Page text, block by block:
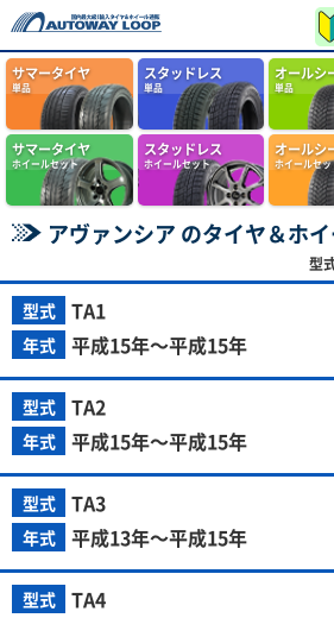
サマータイヤ
単品
スタッドレス
単品
オールシ
単品
サマータイヤ
ホイールセット
スタッドレス
ホイールセット
オールシ
ホイールセッ
アヴァンシア のタイヤ＆ホ
型
型式 TA1
年式 平成15年～平成15年
型式 TA2
年式 平成15年～平成15年
型式 TA3
年式 平成13年～平成15年
型式 TA4